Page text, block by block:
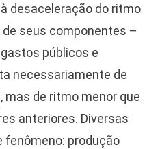
desaceleração do ritmo
seus componentes –
públicos e
necessariamente de
mas de ritmo menor que
anteriores. Diversas
produção